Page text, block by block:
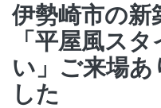
伊勢崎市の新
「平屋風ス
い」ご来場
した